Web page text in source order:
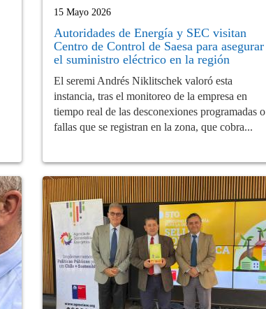
15 Mayo 2026
Autoridades de Energía y SEC visitan
Centro de Control de Saesa para asegurar
el suministro eléctrico en la región
El seremi Andrés Niklitschek valoró esta
instancia, tras el monitoreo de la empresa en
tiempo real de las desconexiones programadas o
fallas que se registran en la zona, que cobra...